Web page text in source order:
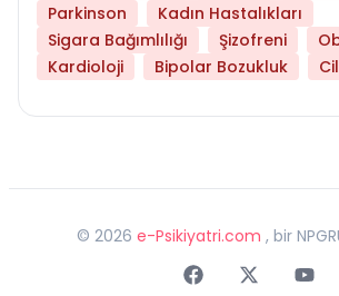
Parkinson
Kadın Hastalıkları
Sigara Bağımlılığı
Şizofreni
Kardioloji
Bipolar Bozukluk
© 2026 e-Psikiyatri.com , bir